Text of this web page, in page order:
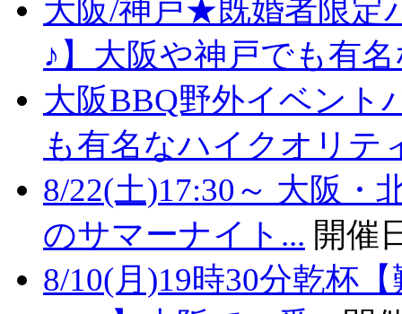
大阪/神戸★既婚者限定
♪】大阪や神戸でも有
大阪BBQ野外イベント
も有名なハイクオリテ
8/22(土)17:30～ 大阪
のサマーナイト... 開催
8/10(月)19時30分乾杯